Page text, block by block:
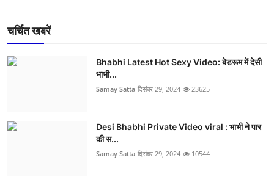
चर्चित खबरें
Bhabhi Latest Hot Sexy Video: बेडरूम में देसी
भाभी...
Samay Satta दिसंबर 29, 2024 23625
Desi Bhabhi Private Video viral : भाभी ने पार
की स...
Samay Satta दिसंबर 29, 2024 10544